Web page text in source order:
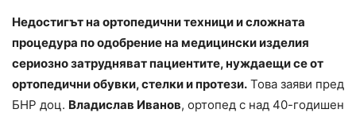
Недостигът на ортопедични техници и сложната
процедура по одобрение на медицински изделия
сериозно затрудняват пациентите, нуждаещи се от
ортопедични обувки, стелки и протези. Това заяви пред
БНР доц. Владислав Иванов, ортопед с над 40-годишен